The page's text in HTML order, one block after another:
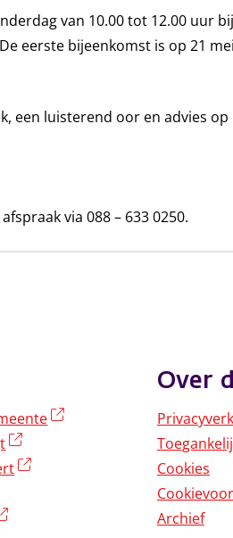
van 10.00 tot 12.00 uur bij
eerste bijeenkomst is op 21
een luisterend oor en advies op
via 088 – 633 0250.
(externe link)
Over
Cookies
Archief